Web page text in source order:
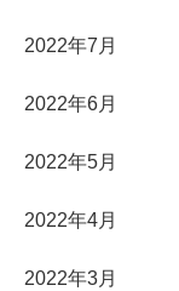
2022年7月
2022年6月
2022年5月
2022年4月
2022年3月